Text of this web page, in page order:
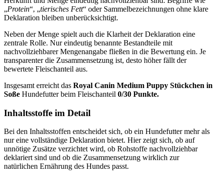
„Protein“, „tierisches Fett“ oder Sammelbezeichnungen ohne klare
Deklaration bleiben unberücksichtigt.
Neben der Menge spielt auch die Klarheit der Deklaration eine
zentrale Rolle. Nur eindeutig benannte Bestandteile mit
nachvollziehbarer Mengenangabe fließen in die Bewertung ein. Je
transparenter die Zusammensetzung ist, desto höher fällt der
bewertete Fleischanteil aus.
Insgesamt erreicht das Royal Canin Medium Puppy Stückchen in
Soße Hundefutter beim Fleischanteil 0/30 Punkte.
Inhaltsstoffe im Detail
Bei den Inhaltsstoffen entscheidet sich, ob ein Hundefutter mehr als
nur eine vollständige Deklaration bietet. Hier zeigt sich, ob auf
unnötige Zusätze verzichtet wird, ob Rohstoffe nachvollziehbar
deklariert sind und ob die Zusammensetzung wirklich zur
natürlichen Ernährung des Hundes passt.